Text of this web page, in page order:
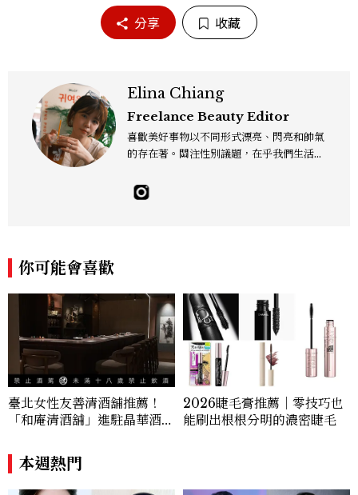
分享 收藏
Elina Chiang
Freelance Beauty Editor
喜歡美好事物以不同形式漂亮、閃亮和帥氣
的存在著。關注性別議題，在乎我們生活的
民！Instagram：hanyunc／Contac
t：elina.chiang.work@gmail.com
你可能會喜歡
臺北女性友善清酒舖推薦！
「和庵清酒舖」進駐晶華酒
180元起輕鬆微醺
2026睫毛膏推薦｜零技巧也
能刷出根根分明的濃密睫毛
本週熱門